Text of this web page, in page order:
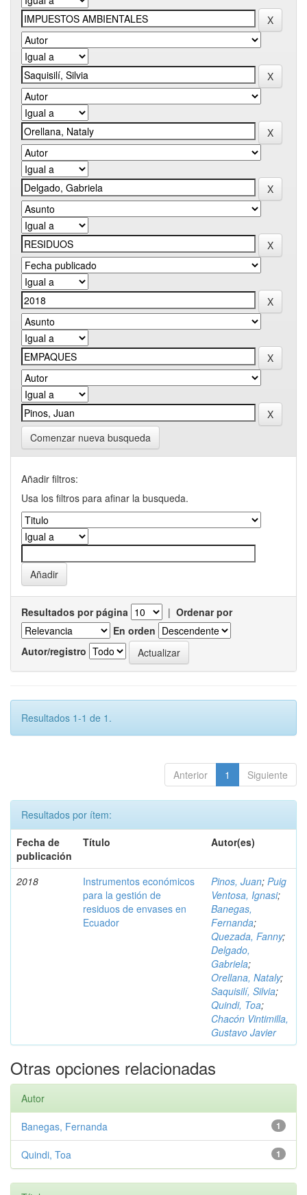
Comenzar nueva busqueda
Añadir filtros:
Usa los filtros para afinar la busqueda.
Resultados por página | Ordenar por
En orden
Autor/registro
Resultados 1-1 de 1.
Anterior 1 Siguiente
Resultados por ítem:
Fecha de
publicación
Título Autor(es)
2018
Instrumentos económicos
para la gestión de
residuos de envases en
Ecuador
Pinos, Juan; Puig
Ventosa, Ignasi;
Banegas,
Fernanda;
Quezada, Fanny;
Delgado,
Gabriela;
Orellana, Nataly;
Saquisilí, Silvia;
Quindi, Toa;
Chacón Vintimilla,
Gustavo Javier
Otras opciones relacionadas
Autor
1
Banegas, Fernanda
1
Quindi, Toa